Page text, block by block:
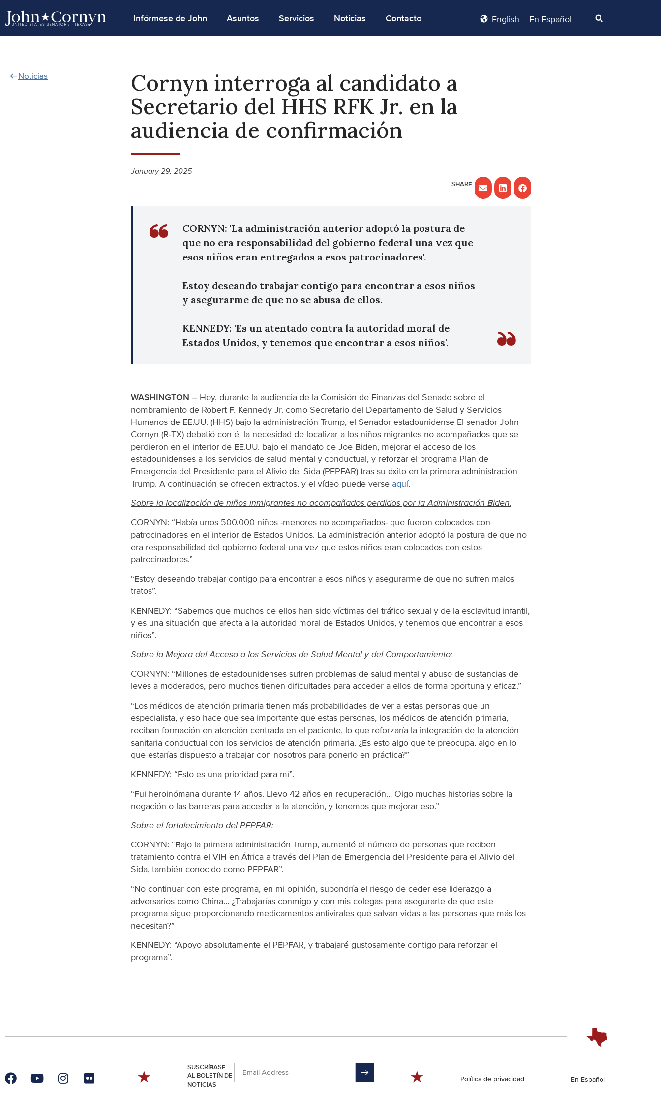
Infórmese de John Asuntos Servicios Noticias Contacto English En Español
Noticias
Cornyn interroga al candidato a
Secretario del HHS RFK Jr. en la
audiencia de confirmación
January 29, 2025
CORNYN: 'La administración anterior adoptó la postura de
que no era responsabilidad del gobierno federal una vez que
esos niños eran entregados a esos patrocinadores'.
Estoy deseando trabajar contigo para encontrar a esos niños
y asegurarme de que no se abusa de ellos.
KENNEDY: 'Es un atentado contra la autoridad moral de
Estados Unidos, y tenemos que encontrar a esos niños'.
WASHINGTON – Hoy, durante la audiencia de la Comisión de Finanzas del Senado sobre el
nombramiento de Robert F. Kennedy Jr. como Secretario del Departamento de Salud y Servicios
Humanos de EE.UU. (HHS) bajo la administración Trump, el Senador estadounidense El senador John
Cornyn (R-TX) debatió con él la necesidad de localizar a los niños migrantes no acompañados que se
perdieron en el interior de EE.UU. bajo el mandato de Joe Biden, mejorar el acceso de los
estadounidenses a los servicios de salud mental y conductual, y reforzar el programa Plan de
Emergencia del Presidente para el Alivio del Sida (PEPFAR) tras su éxito en la primera administración
Trump. A continuación se ofrecen extractos, y el vídeo puede verse aquí.
Sobre la localización de niños inmigrantes no acompañados perdidos por la Administración Biden:
CORNYN: “Había unos 500.000 niños -menores no acompañados- que fueron colocados con
patrocinadores en el interior de Estados Unidos. La administración anterior adoptó la postura de que no
era responsabilidad del gobierno federal una vez que estos niños eran colocados con estos
patrocinadores.”
“Estoy deseando trabajar contigo para encontrar a esos niños y asegurarme de que no sufren malos
tratos”.
KENNEDY: “Sabemos que muchos de ellos han sido víctimas del tráfico sexual y de la esclavitud infantil,
y es una situación que afecta a la autoridad moral de Estados Unidos, y tenemos que encontrar a esos
niños”.
Sobre la Mejora del Acceso a los Servicios de Salud Mental y del Comportamiento:
CORNYN: “Millones de estadounidenses sufren problemas de salud mental y abuso de sustancias de
leves a moderados, pero muchos tienen dificultades para acceder a ellos de forma oportuna y eficaz.”
“Los médicos de atención primaria tienen más probabilidades de ver a estas personas que un
especialista, y eso hace que sea importante que estas personas, los médicos de atención primaria,
reciban formación en atención centrada en el paciente, lo que reforzaría la integración de la atención
sanitaria conductual con los servicios de atención primaria. ¿Es esto algo que te preocupa, algo en lo
que estarías dispuesto a trabajar con nosotros para ponerlo en práctica?”
KENNEDY: “Esto es una prioridad para mí”.
“Fui heroinómana durante 14 años. Llevo 42 años en recuperación… Oigo muchas historias sobre la
negación o las barreras para acceder a la atención, y tenemos que mejorar eso.”
Sobre el fortalecimiento del PEPFAR:
CORNYN: “Bajo la primera administración Trump, aumentó el número de personas que reciben
tratamiento contra el VIH en África a través del Plan de Emergencia del Presidente para el Alivio del
Sida, también conocido como PEPFAR”.
“No continuar con este programa, en mi opinión, supondría el riesgo de ceder ese liderazgo a
adversarios como China… ¿Trabajarías conmigo y con mis colegas para asegurarte de que este
programa sigue proporcionando medicamentos antivirales que salvan vidas a las personas que más los
necesitan?”
KENNEDY: “Apoyo absolutamente el PEPFAR, y trabajaré gustosamente contigo para reforzar el
programa”.
SUSCRÍBASE
AL BOLETÍN DE
NOTICIAS
Política de privacidad En Español